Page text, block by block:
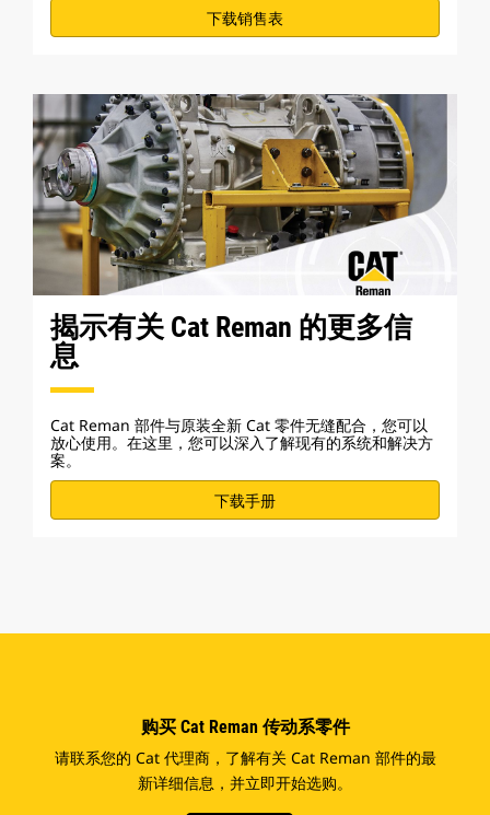
下载销售表
揭示有关 Cat Reman 的更多信
息
Cat Reman 部件与原装全新 Cat 零件无缝配合，您可以
放心使用。在这里，您可以深入了解现有的系统和解决方
案。
下载手册
购买 Cat Reman 传动系零件
请联系您的 Cat 代理商，了解有关 Cat Reman 部件的最
新详细信息，并立即开始选购。